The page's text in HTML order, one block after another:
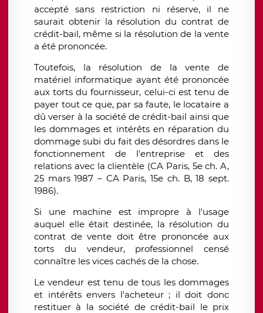
accepté sans restriction ni réserve, il ne
saurait obtenir la résolution du contrat de
crédit-bail, même si la résolution de la vente
a été prononcée.
Toutefois, la résolution de la vente de
matériel informatique ayant été prononcée
aux torts du fournisseur, celui-ci est tenu de
payer tout ce que, par sa faute, le locataire a
dû verser à la société de crédit-bail ainsi que
les dommages et intérêts en réparation du
dommage subi du fait des désordres dans le
fonctionnement de l'entreprise et des
relations avec la clientèle (CA Paris, 5e ch. A,
25 mars 1987 – CA Paris, 15e ch. B, 18 sept.
1986).
Si une machine est impropre à l'usage
auquel elle était destinée, la résolution du
contrat de vente doit être prononcée aux
torts du vendeur, professionnel censé
connaître les vices cachés de la chose.
Le vendeur est tenu de tous les dommages
et intérêts envers l'acheteur ; il doit donc
restituer à la société de crédit-bail le prix